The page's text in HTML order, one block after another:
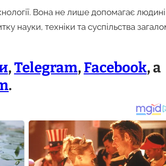
Вона не лише допомагає людині
науки, техніки та суспільства
,Telegram, Facebook, а
.